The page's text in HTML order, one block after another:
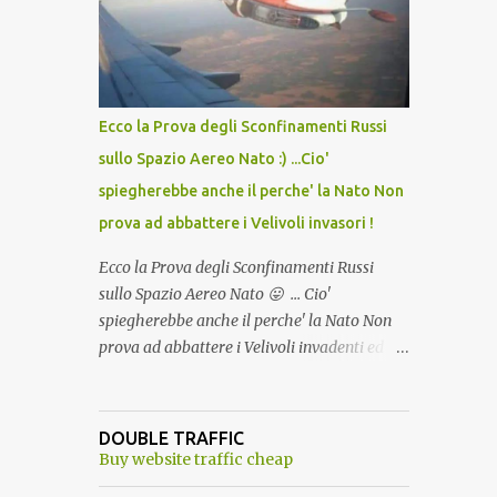
lo scopo della temperatura? Qualcuno a suo
tempo ribattezzo' il Vaccino come: l' Amaro
del Capo, era "spettacolare Ghiacciato, ma
andava bene anche, a Temperatura
Ambiente"! Riproponiamo l'articolo per NON
Ecco la Prova degli Sconfinamenti Russi
sullo Spazio Aereo Nato :) ...Cio'
spiegherebbe anche il perche' la Nato Non
prova ad abbattere i Velivoli invasori !
Ecco la Prova degli Sconfinamenti Russi
sullo Spazio Aereo Nato 😛 ... Cio'
spiegherebbe anche il perche' la Nato Non
prova ad abbattere i Velivoli invadenti ed
alcuna notizia di un'invasione dello spazio
aereo NATO da parte di un robot chiamato
DOUBLE TRAFFIC
Buy website traffic cheap